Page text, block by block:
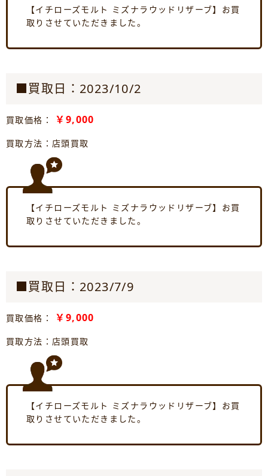
【イチローズモルト ミズナラウッドリザーブ】お買
取りさせていただきました。
■買取日：2023/10/2
買取価格： ￥9,000
買取方法：店頭買取
【イチローズモルト ミズナラウッドリザーブ】お買
取りさせていただきました。
■買取日：2023/7/9
買取価格： ￥9,000
買取方法：店頭買取
【イチローズモルト ミズナラウッドリザーブ】お買
取りさせていただきました。